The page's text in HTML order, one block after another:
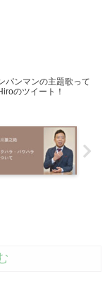
パンマンの主題歌って
のツイート！